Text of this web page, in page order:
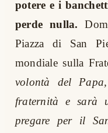
potere e i
perde nulla.
Piazza di San
mondiale sulla
volontà del
fraternità e sarà
pregare per il